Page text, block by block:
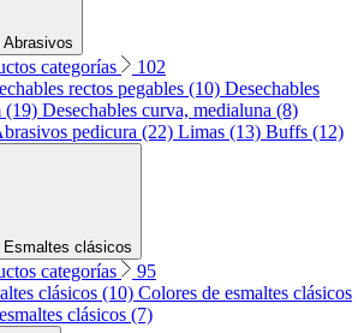
Abrasivos
categorías
102
rectos pegables (10) Desechables
(19) Desechables curva, medialuna (8)
pedicura (22) Limas (13) Buffs (12)
Esmaltes clásicos
categorías
95
clásicos (10) Colores de esmaltes clásicos
clásicos (7)